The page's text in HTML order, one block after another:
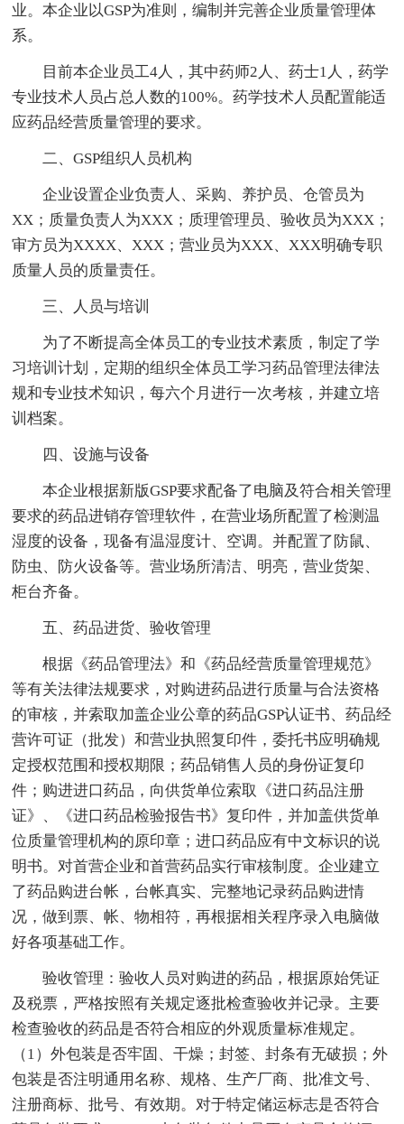
业。本企业以GSP为准则，编制并完善企业质量管理体
系。
目前本企业员工4人，其中药师2人、药士1人，药学
专业技术人员占总人数的100%。药学技术人员配置能适
应药品经营质量管理的要求。
二、GSP组织人员机构
企业设置企业负责人、采购、养护员、仓管员为
XX；质量负责人为XXX；质理管理员、验收员为XXX；
审方员为XXXX、XXX；营业员为XXX、XXX明确专职
质量人员的质量责任。
三、人员与培训
为了不断提高全体员工的专业技术素质，制定了学
习培训计划，定期的组织全体员工学习药品管理法律法
规和专业技术知识，每六个月进行一次考核，并建立培
训档案。
四、设施与设备
本企业根据新版GSP要求配备了电脑及符合相关管理
要求的药品进销存管理软件，在营业场所配置了检测温
湿度的设备，现备有温湿度计、空调。并配置了防鼠、
防虫、防火设备等。营业场所清洁、明亮，营业货架、
柜台齐备。
五、药品进货、验收管理
根据《药品管理法》和《药品经营质量管理规范》
等有关法律法规要求，对购进药品进行质量与合法资格
的审核，并索取加盖企业公章的药品GSP认证书、药品经
营许可证（批发）和营业执照复印件，委托书应明确规
定授权范围和授权期限；药品销售人员的身份证复印
件；购进进口药品，向供货单位索取《进口药品注册
证》、《进口药品检验报告书》复印件，并加盖供货单
位质量管理机构的原印章；进口药品应有中文标识的说
明书。对首营企业和首营药品实行审核制度。企业建立
了药品购进台帐，台帐真实、完整地记录药品购进情
况，做到票、帐、物相符，再根据相关程序录入电脑做
好各项基础工作。
验收管理：验收人员对购进的药品，根据原始凭证
及税票，严格按照有关规定逐批检查验收并记录。主要
检查验收的药品是否符合相应的外观质量标准规定。
（1）外包装是否牢固、干燥；封签、封条有无破损；外
包装是否注明通用名称、规格、生产厂商、批准文号、
注册商标、批号、有效期。对于特定储运标志是否符合